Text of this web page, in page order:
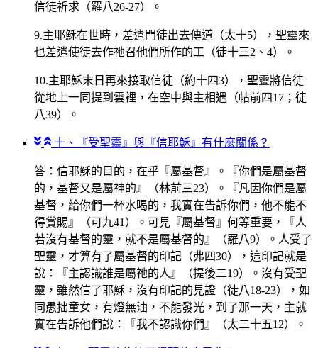
信徒祈求（羅八26-27）。
9.主耶穌在世時，差遣門徒出去傳道（太十5），聖靈來
也差遣使徒去作祂召他們所作的工（徒十三2、4）。
10.主耶穌末日再來接取信徒（約十四3），聖靈將信徒
從地上一同提到雲裡，在空中與主相遇（帖前四17；徒
八39）。
十、『受聖靈』與『信耶穌』有什麼關係？
答：信耶穌的目的，在乎『屬基督』。『你們是屬基督
的，基督又是屬神的』（林前三23）。『凡因你們是屬
基督，給你們一杯水喝的，我實在告訴你們，他不能不
得賞賜』（可九41）。可見『屬基督』何等重要，『人
若沒有基督的靈，就不是屬基督的』（羅八9）。人受了
聖靈，才算有了屬基督的印記（弗四30），這印記就是
說：『主認識誰是屬祂的人』（提後二19）。沒有受聖
靈，雖然信了耶穌，沒有印記的見證（徒八18-23），如
同愚拙童女，有燈無油，不能發光，到了那一天，主就
實在告訴他們說：『我不認識你們』（太二十五12）。